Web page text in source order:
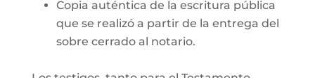
Copia auténtica de la escritura pública
que se realizó a partir de la entrega del
sobre cerrado al notario.